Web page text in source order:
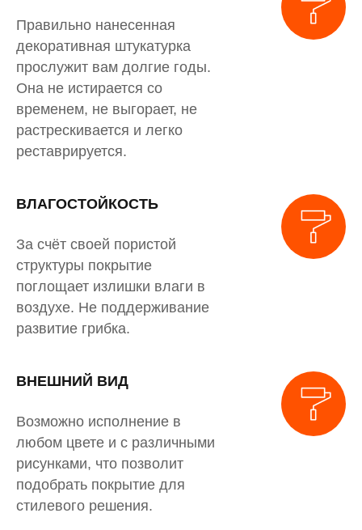
Правильно нанесенная
декоративная штукатурка
прослужит вам долгие годы.
Она не истирается со
временем, не выгорает, не
растрескивается и легко
реставрируется.
ВЛАГОСТОЙКОСТЬ
За счёт своей пористой
структуры покрытие
поглощает излишки влаги в
воздухе. Не поддерживание
развитие грибка.
ВНЕШНИЙ ВИД
Возможно исполнение в
любом цвете и с различными
рисунками, что позволит
подобрать покрытие для
стилевого решения.